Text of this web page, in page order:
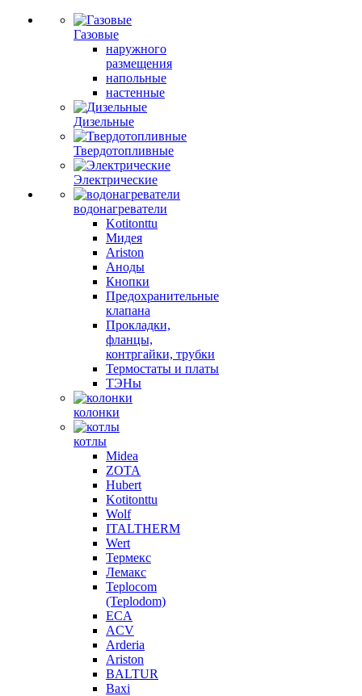
Газовые
наружного
размещения
напольные
настенные
Дизельные
Твердотопливные
Электрические
водонагреватели
Kotitonttu
Мидея
Ariston
Аноды
Кнопки
Предохранительные
клапана
Прокладки,
фланцы,
контргайки, трубки
Термостаты и платы
ТЭНы
колонки
котлы
Midea
ZOTA
Hubert
Kotitonttu
Wolf
ITALTHERM
Wert
Термекс
Лемакс
Teplocom
(Teplodom)
ECA
ACV
Arderia
Ariston
BALTUR
Baxi